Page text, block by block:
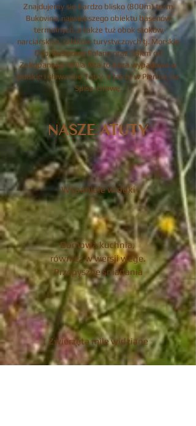
Znajdujemy się bardzo blisko (800m) term
Bukovina, największego obiektu basenów
termalnych, a także tuż obok stoków
narciarskich, szlaków turystycznych tj. Morskie
Oko, Rusinowa Polana oraz 18km od
Zakopanego. Willa Alta to baza wypadowa w
polskie i słowackie Tatry, a także w Pieniny, na
Spisz, Orawę.
NASZE ATUTY
Wspaniałe widoki
Domowa kuchnia,
również w wersji wege.
Przepyszne śniadania
Zwierzęta mile widziane